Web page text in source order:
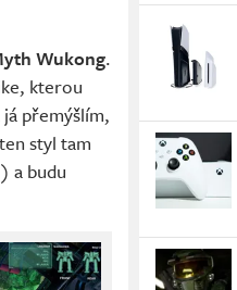
Wukong.
kterou
přemýšlím,
styl tam
a budu